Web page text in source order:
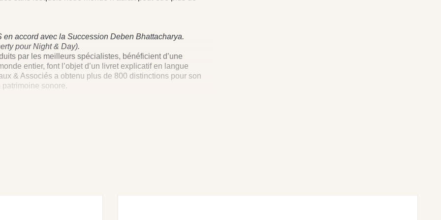
accord avec la Succession Deben Bhattacharya.
pour Night & Day).
par les meilleurs spécialistes, bénéficient d’une
entier, font l’objet d’un livret explicatif en langue
& Associés a obtenu plus de 800 distinctions pour son
sonore.
in English and a guarantee are included.
• WALKING ALONG A STREET • A NIGHT BY A